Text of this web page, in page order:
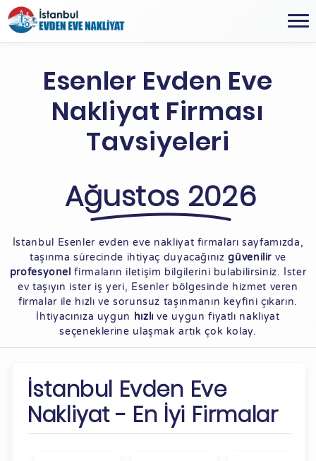
Esenler Evden Eve
Nakliyat Firması
Tavsiyeleri
Ağustos 2026
İstanbul Esenler evden eve nakliyat firmaları sayfamızda,
taşınma sürecinde ihtiyaç duyacağınızgüvenilir ve
profesyonel firmaların iletişim bilgilerini bulabilirsiniz. İster
ev taşıyın ister iş yeri, Esenler bölgesinde hizmet veren
firmalar ile hızlı ve sorunsuz taşınmanın keyfini çıkarın.
İhtiyacınıza uygun hızlı ve uygun fiyatlı nakliyat
seçeneklerine ulaşmak artık çok kolay.
İstanbul Evden Eve
Nakliyat - En İyi Firmalar